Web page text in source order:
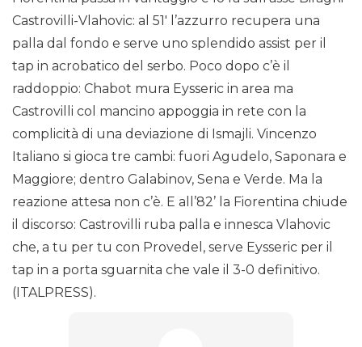
Castrovilli-Vlahovic: al 51′ l’azzurro recupera una
palla dal fondo e serve uno splendido assist per il
tap in acrobatico del serbo. Poco dopo c’è il
raddoppio: Chabot mura Eysseric in area ma
Castrovilli col mancino appoggia in rete con la
complicità di una deviazione di Ismajli. Vincenzo
Italiano si gioca tre cambi: fuori Agudelo, Saponara e
Maggiore; dentro Galabinov, Sena e Verde. Ma la
reazione attesa non c’è. E all’82’ la Fiorentina chiude
il discorso: Castrovilli ruba palla e innesca Vlahovic
che, a tu per tu con Provedel, serve Eysseric per il
tap in a porta sguarnita che vale il 3-0 definitivo.
(ITALPRESS).